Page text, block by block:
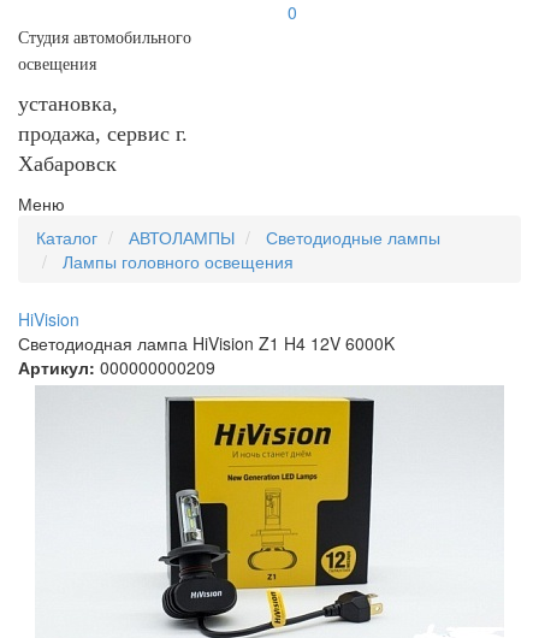
Студия автомобильного
освещения
установка,
продажа, сервис г.
Хабаровск
0
Меню
Каталог
АВТОЛАМПЫ
Светодиодные лампы
Лампы головного освещения
HiVision
Светодиодная лампа HiVision Z1 H4 12V 6000K
Артикул: 000000000209